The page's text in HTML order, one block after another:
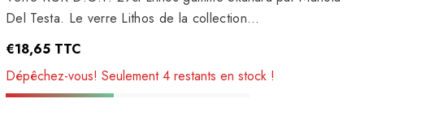
Del Testa. Le verre Lithos de la collection...
€18,65 TTC
Dépêchez-vous! Seulement 4 restants en stock !